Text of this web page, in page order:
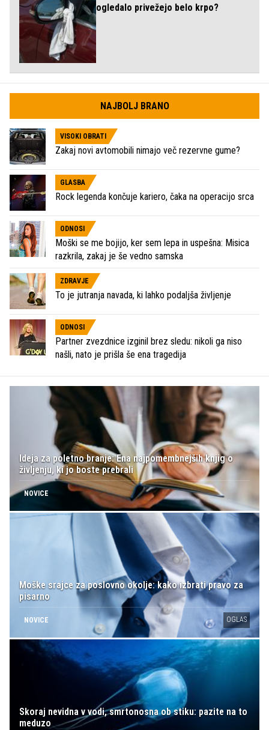
ogledalo privežejo belo krpo?
NAJBOLJ BRANO
VISOKI OBRATI
Zakaj novi avtomobili nimajo več rezervne gume?
GLASBA
Rock legenda končuje kariero, čaka na operacijo srca
ODNOSI
Moški se me bojijo, ker sem lepa in uspešna: Misica
razkrila, zakaj je še vedno samska
ZDRAVJE
To je jutranja navada, ki lahko podaljša življenje
ODNOSI
Partner zvezdnice izginil brez sledu: nikoli ga niso
našli, nato je prišla še ena tragedija
Ideja za poletno branje: Ena najpomembnejših knjig o
življenju, ki jo boste prebrali
NOVICE
Moške srajce za poslovno okolje: kako izbrati pravo za
pisarno
NOVICE OGLAS
Skoraj nevidna v vodi, smrtonosna ob stiku: pazite na to
meduzo